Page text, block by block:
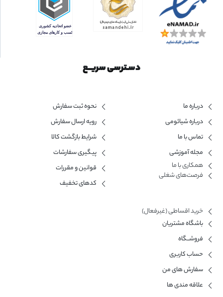
دسـترسی سریــع
درباره ما
درباره شیائومی
تماس با ما
مجله آموزشی
همکاری با ما​
فرصت‌های شغلی
نحوه ثبت سفارش
رویه ارسال سفارش
شرایط بازگشت کالا
پیگیری سفارشات
قوانین و مقررات
کدهای تخفیف
خرید اقساطی (غیرفعال)
باشگاه مشتریان
فروشــگاه
حساب کاربری
سفارش های من
علاقه مندی ها